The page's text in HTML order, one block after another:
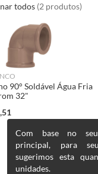
todos (2 produtos)
90° Soldável Água Fria
32"
Com base no
principal, para
sugerimos esta
unidades.